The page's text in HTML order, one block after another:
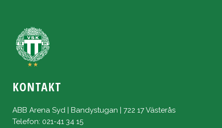
KONTAKT
ABB Arena Syd | Bandystugan | 722 17 Västerås
Telefon: 021-41 34 15